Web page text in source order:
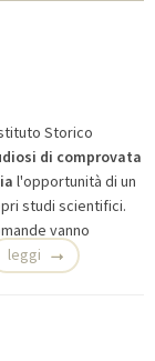
Storico
di comprovata
l'opportunità di un
studi scientifici.
vanno
leggi